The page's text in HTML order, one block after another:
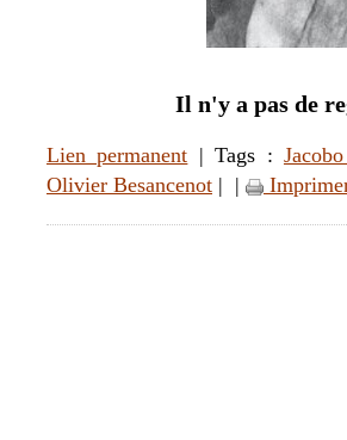
Il n'y a pas de
Lien permanent | Tags :
Olivier Besancenot | |